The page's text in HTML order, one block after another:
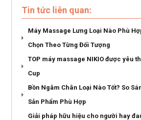
Tin tức liên quan:
Máy Massage Lưng Loại Nào Phù
Chọn Theo Từng Đối Tượng
TOP máy massage NIKIO được yêu
Cup
Bồn Ngâm Chân Loại Nào Tốt? So
Sản Phẩm Phù Hợp
Giải pháp hữu hiệu cho người hay